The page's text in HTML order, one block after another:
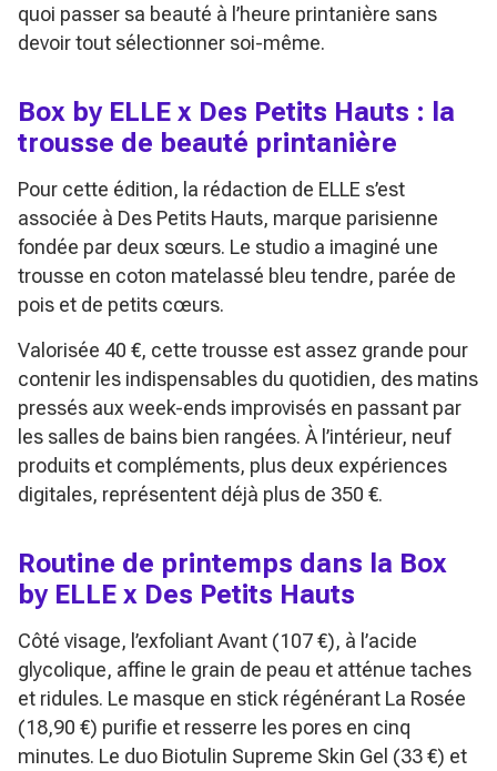
quoi passer sa beauté à l’heure printanière sans
devoir tout sélectionner soi-même.
Box by ELLE x Des Petits Hauts : la
trousse de beauté printanière
Pour cette édition, la rédaction de ELLE s’est
associée à Des Petits Hauts, marque parisienne
fondée par deux sœurs. Le studio a imaginé une
trousse en coton matelassé bleu tendre, parée de
pois et de petits cœurs.
Valorisée 40 €, cette trousse est assez grande pour
contenir les indispensables du quotidien, des matins
pressés aux week-ends improvisés en passant par
les salles de bains bien rangées. À l’intérieur, neuf
produits et compléments, plus deux expériences
digitales, représentent déjà plus de 350 €.
Routine de printemps dans la Box
by ELLE x Des Petits Hauts
Côté visage, l’exfoliant Avant (107 €), à l’acide
glycolique, affine le grain de peau et atténue taches
et ridules. Le masque en stick régénérant La Rosée
(18,90 €) purifie et resserre les pores en cinq
minutes. Le duo Biotulin Supreme Skin Gel (33 €) et